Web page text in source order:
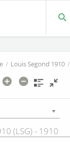
/ Louis Segond 1910/
(LSG) - 1910